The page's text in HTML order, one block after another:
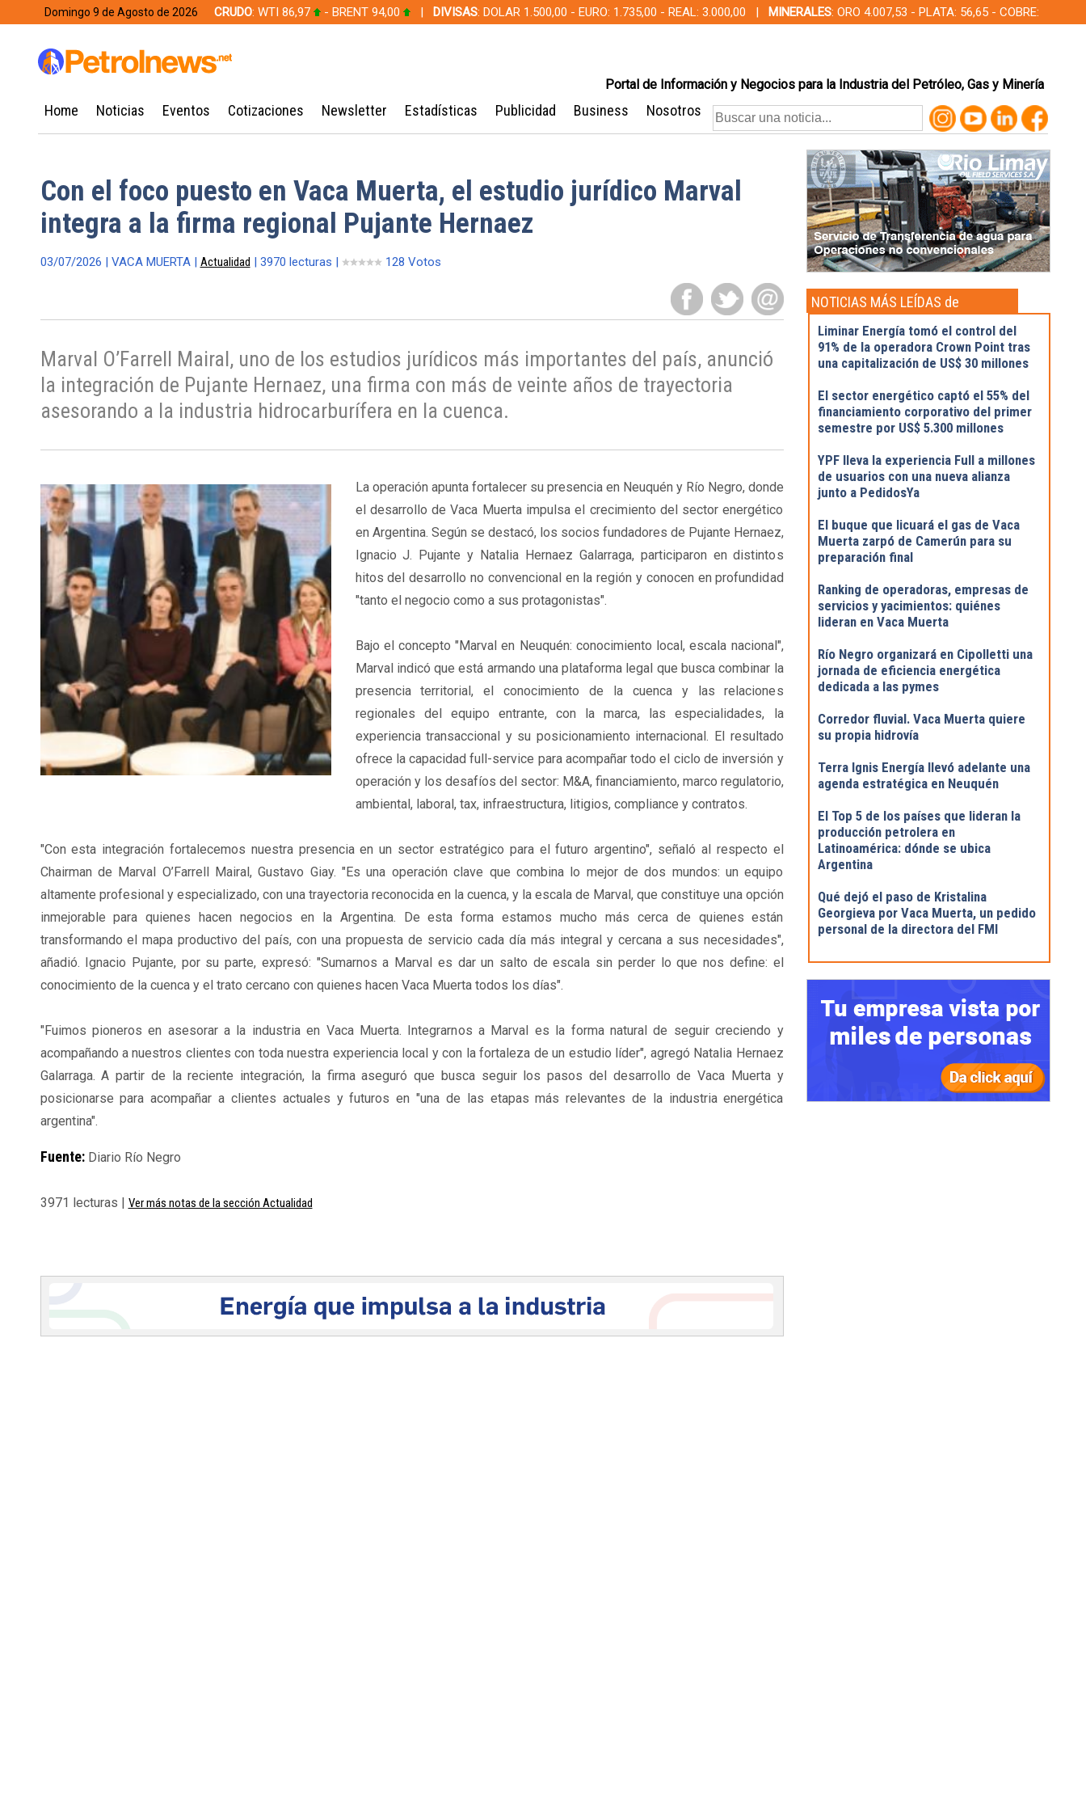
Domingo 9 de Agosto de 2026 CRUDO: WTI 86,97 - BRENT 94,00 | DIVISAS: DOLAR 1.500,00 - EURO: 1.735,00 - REAL: 3.000,00 | MINERALES: ORO 4.007,53 - PLATA: 56,65 - COBRE:
Portal de Información y Negocios para la Industria del Petróleo, Gas y Minería
Home Noticias Eventos Cotizaciones Newsletter Estadísticas Publicidad Business Nosotros
Con el foco puesto en Vaca Muerta, el estudio jurídico Marval
integra a la firma regional Pujante Hernaez
03/07/2026 | VACA MUERTA | Actualidad | 3970 lecturas | 128 Votos
Marval O’Farrell Mairal, uno de los estudios jurídicos más importantes del país, anunció
la integración de Pujante Hernaez, una firma con más de veinte años de trayectoria
asesorando a la industria hidrocarburífera en la cuenca.
La operación apunta fortalecer su presencia en Neuquén y Río Negro, donde
el desarrollo de Vaca Muerta impulsa el crecimiento del sector energético
en Argentina. Según se destacó, los socios fundadores de Pujante Hernaez,
Ignacio J. Pujante y Natalia Hernaez Galarraga, participaron en distintos
hitos del desarrollo no convencional en la región y conocen en profundidad
"tanto el negocio como a sus protagonistas".
Bajo el concepto "Marval en Neuquén: conocimiento local, escala nacional",
Marval indicó que está armando una plataforma legal que busca combinar la
presencia territorial, el conocimiento de la cuenca y las relaciones
regionales del equipo entrante, con la marca, las especialidades, la
experiencia transaccional y su posicionamiento internacional. El resultado
ofrece la capacidad full-service para acompañar todo el ciclo de inversión y
operación y los desafíos del sector: M&A, financiamiento, marco regulatorio,
ambiental, laboral, tax, infraestructura, litigios, compliance y contratos.
"Con esta integración fortalecemos nuestra presencia en un sector estratégico para el futuro argentino", señaló al respecto el
Chairman de Marval O’Farrell Mairal, Gustavo Giay. "Es una operación clave que combina lo mejor de dos mundos: un equipo
altamente profesional y especializado, con una trayectoria reconocida en la cuenca, y la escala de Marval, que constituye una opción
inmejorable para quienes hacen negocios en la Argentina. De esta forma estamos mucho más cerca de quienes están
transformando el mapa productivo del país, con una propuesta de servicio cada día más integral y cercana a sus necesidades",
añadió. Ignacio Pujante, por su parte, expresó: "Sumarnos a Marval es dar un salto de escala sin perder lo que nos define: el
conocimiento de la cuenca y el trato cercano con quienes hacen Vaca Muerta todos los días".
"Fuimos pioneros en asesorar a la industria en Vaca Muerta. Integrarnos a Marval es la forma natural de seguir creciendo y
acompañando a nuestros clientes con toda nuestra experiencia local y con la fortaleza de un estudio líder", agregó Natalia Hernaez
Galarraga. A partir de la reciente integración, la firma aseguró que busca seguir los pasos del desarrollo de Vaca Muerta y
posicionarse para acompañar a clientes actuales y futuros en "una de las etapas más relevantes de la industria energética
argentina".
Fuente:Diario Río Negro
3971 lecturas | Ver más notas de la sección Actualidad
NOTICIAS MÁS LEÍDAS de
Actualidad
Liminar Energía tomó el control del
91% de la operadora Crown Point tras
una capitalización de US$ 30 millones
El sector energético captó el 55% del
financiamiento corporativo del primer
semestre por US$ 5.300 millones
YPF lleva la experiencia Full a millones
de usuarios con una nueva alianza
junto a PedidosYa
El buque que licuará el gas de Vaca
Muerta zarpó de Camerún para su
preparación final
Ranking de operadoras, empresas de
servicios y yacimientos: quiénes
lideran en Vaca Muerta
Río Negro organizará en Cipolletti una
jornada de eficiencia energética
dedicada a las pymes
Corredor fluvial. Vaca Muerta quiere
su propia hidrovía
Terra Ignis Energía llevó adelante una
agenda estratégica en Neuquén
El Top 5 de los países que lideran la
producción petrolera en
Latinoamérica: dónde se ubica
Argentina
Qué dejó el paso de Kristalina
Georgieva por Vaca Muerta, un pedido
personal de la directora del FMI